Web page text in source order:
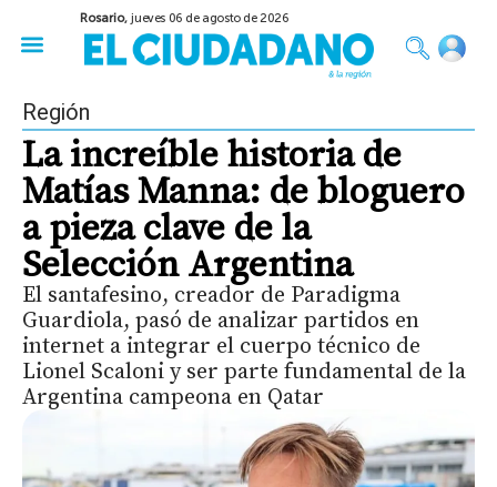
Rosario,jueves 06 de agosto de 2026
Región
La increíble historia de
Matías Manna: de bloguero
a pieza clave de la
Selección Argentina
El santafesino, creador de Paradigma
Guardiola, pasó de analizar partidos en
internet a integrar el cuerpo técnico de
Lionel Scaloni y ser parte fundamental de la
Argentina campeona en Qatar